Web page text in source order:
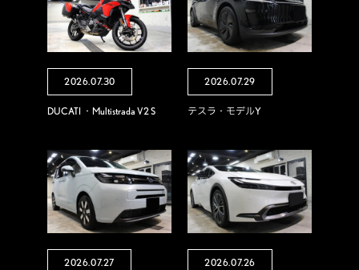
2026.07.30
DUCATI ・Multistrada V2 S
2026.07.29
テスラ・モデルY
2026.07.27 2026.07.26